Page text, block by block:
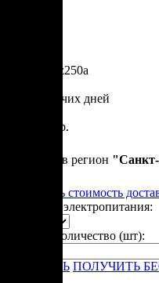
Артикул: z250a
от 50 рабочих дней
3 100 000 р.
Привезем в регион "
Рассчитать стоимость
Варианты электропитания:
Укажите количество (шт):
ЗАКАЗАТЬ ПОЛУЧИТЬ